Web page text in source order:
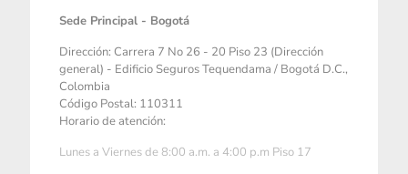
Sede Principal - Bogotá
Dirección: Carrera 7 No 26 - 20 Piso 23 (Dirección
general) - Edificio Seguros Tequendama / Bogotá D.C.,
Colombia
Código Postal: 110311
Horario de atención:
Lunes a Viernes de 8:00 a.m. a 4:00 p.m Piso 17